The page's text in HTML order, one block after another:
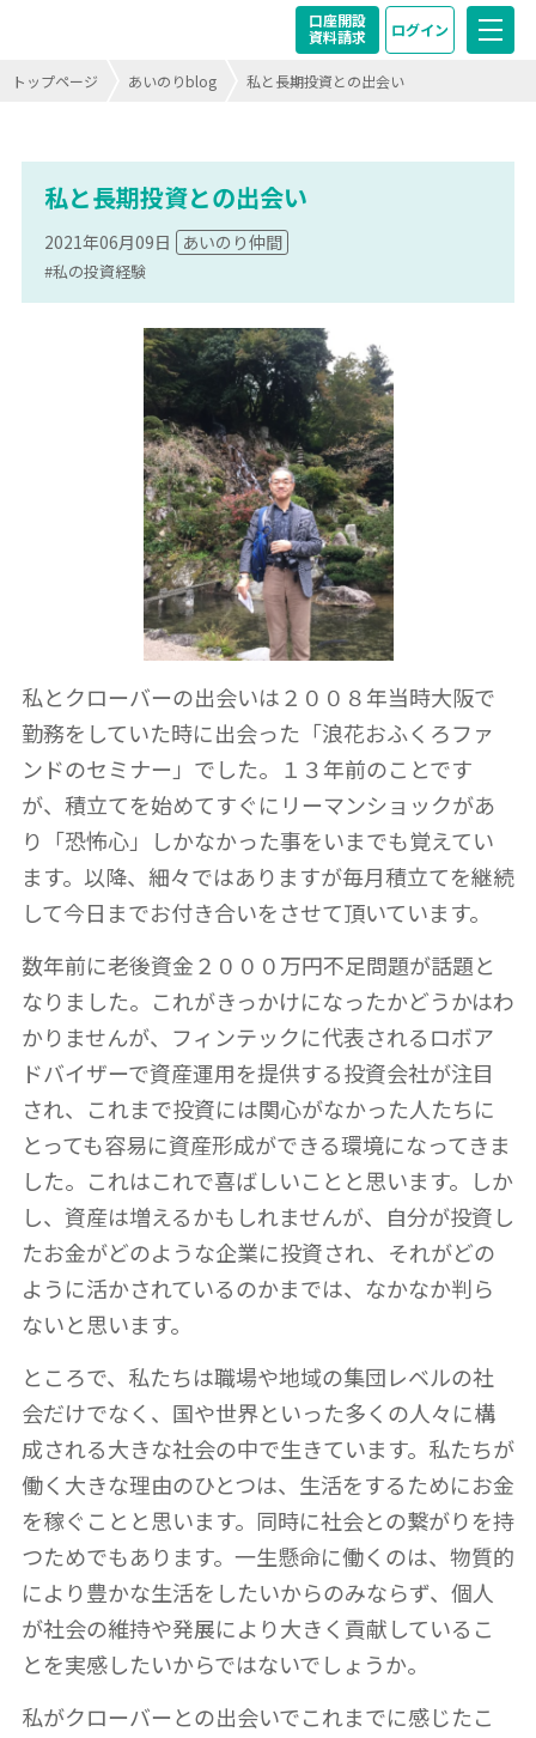
口座開設
資料請求
ログイン
トップページ あいのりblog 私と長期投資との出会い
私と長期投資との出会い
2021年06月09日 あいのり仲間
#私の投資経験
私とクローバーの出会いは２００８年当時大阪で
勤務をしていた時に出会った「浪花おふくろファ
ンドのセミナー」でした。１３年前のことです
が、積立てを始めてすぐにリーマンショックがあ
り「恐怖心」しかなかった事をいまでも覚えてい
ます。以降、細々ではありますが毎月積立てを継続
して今日までお付き合いをさせて頂いています。
数年前に老後資金２０００万円不足問題が話題と
なりました。これがきっかけになったかどうかはわ
かりませんが、フィンテックに代表されるロボア
ドバイザーで資産運用を提供する投資会社が注目
され、これまで投資には関心がなかった人たちに
とっても容易に資産形成ができる環境になってきま
した。これはこれで喜ばしいことと思います。しか
し、資産は増えるかもしれませんが、自分が投資し
たお金がどのような企業に投資され、それがどの
ように活かされているのかまでは、なかなか判ら
ないと思います。
ところで、私たちは職場や地域の集団レベルの社
会だけでなく、国や世界といった多くの人々に構
成される大きな社会の中で生きています。私たちが
働く大きな理由のひとつは、生活をするためにお金
を稼ぐことと思います。同時に社会との繋がりを持
つためでもあります。一生懸命に働くのは、物質的
により豊かな生活をしたいからのみならず、個人
が社会の維持や発展により大きく貢献しているこ
とを実感したいからではないでしょうか。
私がクローバーとの出会いでこれまでに感じたこ